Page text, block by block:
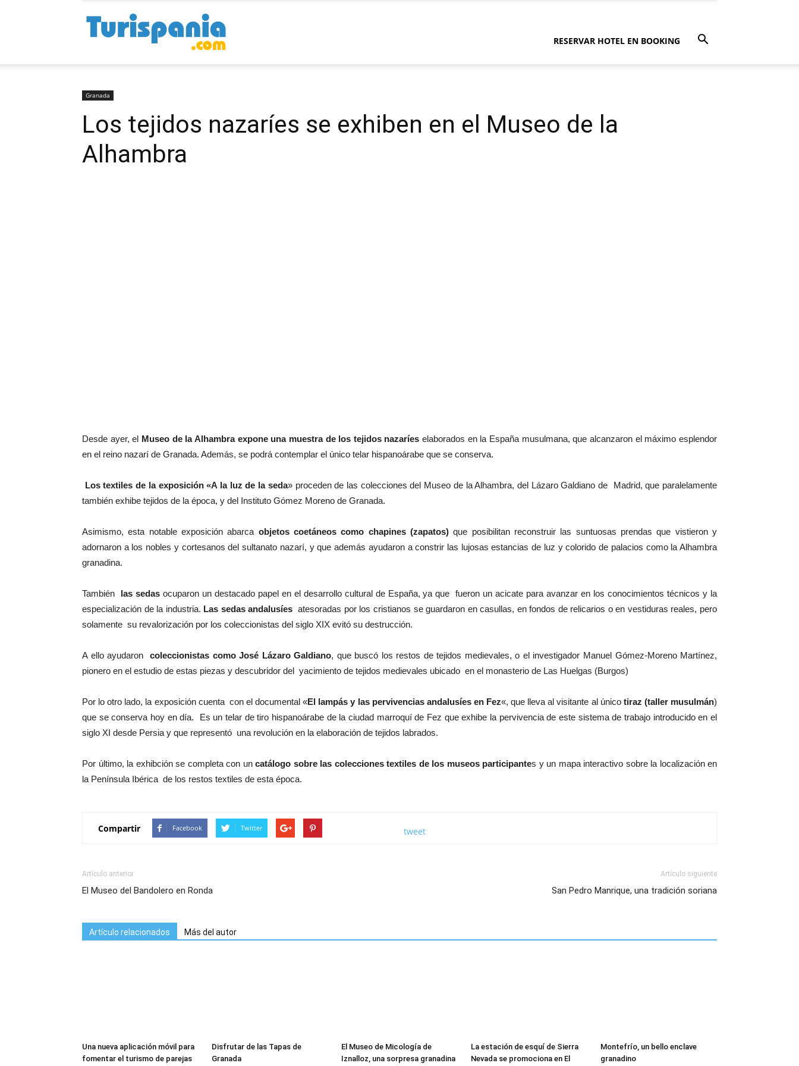
RESERVAR HOTEL EN BOOKING
Granada
Los tejidos nazaríes se exhiben en el Museo de la
Alhambra
Desde ayer, el Museo de la Alhambra expone una muestra de los tejidos nazaríes elaborados en la España musulmana, que alcanzaron el máximo esplendor
en el reino nazarí de Granada. Además, se podrá contemplar el único telar hispanoárabe que se conserva.
Los textiles de la exposición «A la luz de la seda» proceden de las colecciones del Museo de la Alhambra, del Lázaro Galdiano de Madrid, que paralelamente
también exhibe tejidos de la época, y del Instituto Gómez Moreno de Granada.
Asimismo, esta notable exposición abarca objetos coetáneos como chapines (zapatos) que posibilitan reconstruir las suntuosas prendas que vistieron y
adornaron a los nobles y cortesanos del sultanato nazarí, y que además ayudaron a constrir las lujosas estancias de luz y colorido de palacios como la Alhambra
granadina.
También las sedasocuparon un destacado papel en el desarrollo cultural de España, ya que fueron un acicate para avanzar en los conocimientos técnicos y la
especialización de la industria. Las sedas andalusíes atesoradas por los cristianos se guardaron en casullas, en fondos de relicarios o en vestiduras reales, pero
solamente su revalorización por los coleccionistas del siglo XIX evitó su destrucción.
A ello ayudaroncoleccionistas como José Lázaro Galdiano, que buscó los restos de tejidos medievales, o el investigador Manuel Gómez-Moreno Martínez,
pionero en el estudio de estas piezas y descubridor del yacimiento de tejidos medievales ubicado en el monasterio de Las Huelgas (Burgos)
Por lo otro lado, la exposición cuenta con el documental «El lampás y las pervivencias andalusíes en Fez«, que lleva al visitante al único tiraz (taller musulmán)
que se conserva hoy en día. Es un telar de tiro hispanoárabe de la ciudad marroquí de Fez que exhibe la pervivencia de este sistema de trabajo introducido en el
siglo XI desde Persia y que representó una revolución en la elaboración de tejidos labrados.
Por último, la exhibción se completa con uncatálogo sobre las colecciones textiles de los museos participantes y un mapa interactivo sobre la localización en
la Península Ibérica de los restos textiles de esta época.
Compartir Facebook Twitter tweet
Artículo anterior
El Museo del Bandolero en Ronda
Artículo siguiente
San Pedro Manrique, una tradición soriana
Artículo relacionados Más del autor
Una nueva aplicación móvil para
fomentar el turismo de parejas
Disfrutar de las Tapas de
Granada
El Museo de Micología de
Iznalloz, una sorpresa granadina
La estación de esquí de Sierra
Nevada se promociona en El
Montefrío, un bello enclave
granadino